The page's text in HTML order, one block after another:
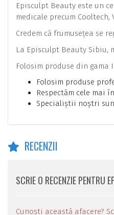
Episculpt Beauty este un
medicale precum
Credem că frumusețea se
La Episculpt Beauty
Folosim produse din
Folosim produse
Respectăm cele mai
Specialiștii noștri
RECENZII
SCRIE O RECENZIE PENTRU
Cunoști această afacere?